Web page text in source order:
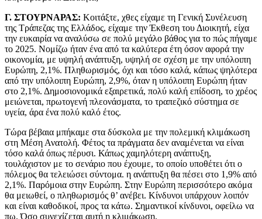
Γ. ΣΤΟΥΡΝΑΡΑΣ: Κοιτάξτε, χθες είχαμε τη Γενική Συνέλευση
της Τράπεζας της Ελλάδος, είχαμε την Έκθεση του Διοικητή, είχα
την ευκαιρία να αναλύσω σε πολύ μεγάλο βάθος για το πώς πήγαμε
το 2025. Νομίζω ήταν ένα από τα καλύτερα έτη όσον αφορά την
οικονομία, με υψηλή ανάπτυξη, υψηλή σε σχέση με την υπόλοιπη
Ευρώπη, 2,1%. Πληθωρισμός, όχι και τόσο καλά, κάπως ψηλότερα
από την υπόλοιπη Ευρώπη, 2,9%, όταν η υπόλοιπη Ευρώπη ήταν
στο 2,1%. Δημοσιονομικά εξαιρετικά, πολύ καλή επίδοση, το χρέος
μειώνεται, πρωτογενή πλεονάσματα, το τραπεζικό σύστημα σε
υγεία, άρα ένα πολύ καλό έτος.
Τώρα βέβαια μπήκαμε στα δύσκολα με την πολεμική κλιμάκωση
στη Μέση Ανατολή. Φέτος τα πράγματα δεν αναμένεται να είναι
τόσο καλά όπως πέρυσι. Κάπως χαμηλότερη ανάπτυξη,
τουλάχιστον με το σενάριο που έχουμε, το οποίο υποθέτει ότι ο
πόλεμος θα τελειώσει σύντομα. η ανάπτυξη θα πέσει στο 1,9% από
2,1%. Παρόμοια στην Ευρώπη. Στην Ευρώπη περισσότερο ακόμα
θα μειωθεί, ο πληθωρισμός θ’ ανέβει. Κίνδυνοι υπάρχουν λοιπόν
και είναι καθοδικοί, προς τα κάτω. Σημαντικοί κίνδυνοι, οφείλω να
πω. Όσο συνεχίζεται αυτή η κλιμάκωση.